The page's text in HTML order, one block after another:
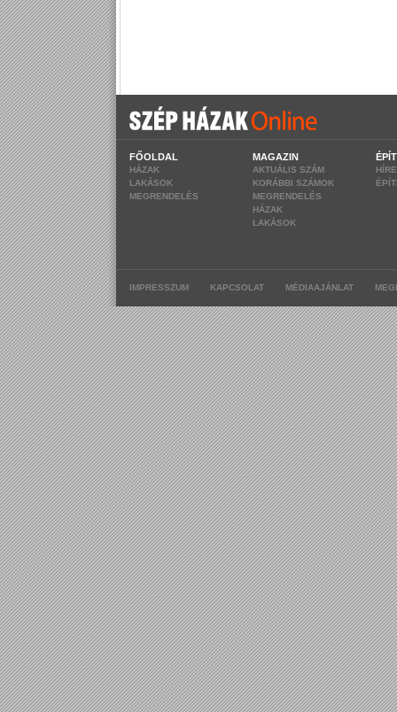
FŐOLDAL
HÁZAK
LAKÁSOK
MEGRENDELÉS
MAGAZIN
AKTUÁLIS SZÁM
KORÁBBI SZÁMOK
MEGRENDELÉS
HÁZAK
LAKÁSOK
IMPRESSZUM KAPCSOLAT MÉDIAAJÁNLAT